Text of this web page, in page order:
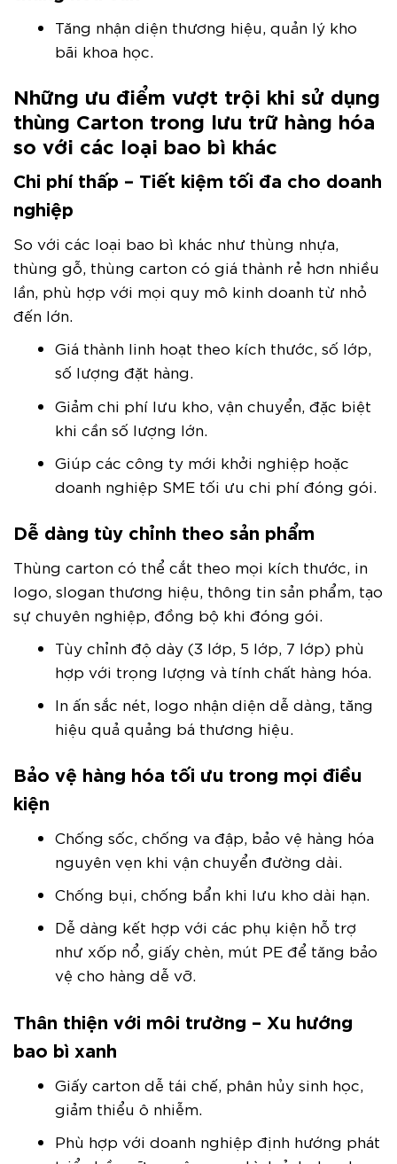
Tăng nhận diện thương hiệu, quản lý kho
bãi khoa học.
Những ưu điểm vượt trội khi sử dụng
thùng Carton trong lưu trữ hàng hóa
so với các loại bao bì khác
Chi phí thấp – Tiết kiệm tối đa cho doanh
nghiệp
So với các loại bao bì khác như thùng nhựa,
thùng gỗ, thùng carton có giá thành rẻ hơn nhiều
lần, phù hợp với mọi quy mô kinh doanh từ nhỏ
đến lớn.
Giá thành linh hoạt theo kích thước, số lớp,
số lượng đặt hàng.
Giảm chi phí lưu kho, vận chuyển, đặc biệt
khi cần số lượng lớn.
Giúp các công ty mới khởi nghiệp hoặc
doanh nghiệp SME tối ưu chi phí đóng gói.
Dễ dàng tùy chỉnh theo sản phẩm
Thùng carton có thể cắt theo mọi kích thước, in
logo, slogan thương hiệu, thông tin sản phẩm, tạo
sự chuyên nghiệp, đồng bộ khi đóng gói.
Tùy chỉnh độ dày (3 lớp, 5 lớp, 7 lớp) phù
hợp với trọng lượng và tính chất hàng hóa.
In ấn sắc nét, logo nhận diện dễ dàng, tăng
hiệu quả quảng bá thương hiệu.
Bảo vệ hàng hóa tối ưu trong mọi điều
kiện
Chống sốc, chống va đập, bảo vệ hàng hóa
nguyên vẹn khi vận chuyển đường dài.
Chống bụi, chống bẩn khi lưu kho dài hạn.
Dễ dàng kết hợp với các phụ kiện hỗ trợ
như xốp nổ, giấy chèn, mút PE để tăng bảo
vệ cho hàng dễ vỡ.
Thân thiện với môi trường – Xu hướng
bao bì xanh
Giấy carton dễ tái chế, phân hủy sinh học,
giảm thiểu ô nhiễm.
Phù hợp với doanh nghiệp định hướng phát